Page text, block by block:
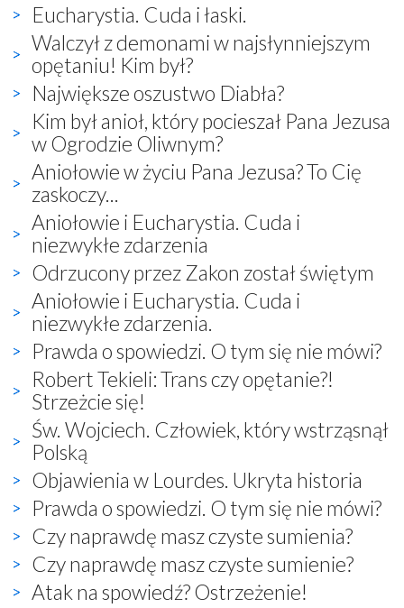
Eucharystia. Cuda i łaski.
Walczył z demonami w najsłynniejszym
opętaniu! Kim był?
Największe oszustwo Diabła?
Kim był anioł, który pocieszał Pana Jezusa
w Ogrodzie Oliwnym?
Aniołowie w życiu Pana Jezusa? To Cię
zaskoczy...
Aniołowie i Eucharystia. Cuda i
niezwykłe zdarzenia
Odrzucony przez Zakon został świętym
Aniołowie i Eucharystia. Cuda i
niezwykłe zdarzenia.
Prawda o spowiedzi. O tym się nie mówi?
Robert Tekieli: Trans czy opętanie?!
Strzeżcie się!
Św. Wojciech. Człowiek, który wstrząsnął
Polską
Objawienia w Lourdes. Ukryta historia
Prawda o spowiedzi. O tym się nie mówi?
Czy naprawdę masz czyste sumienia?
Czy naprawdę masz czyste sumienie?
Atak na spowiedź? Ostrzeżenie!